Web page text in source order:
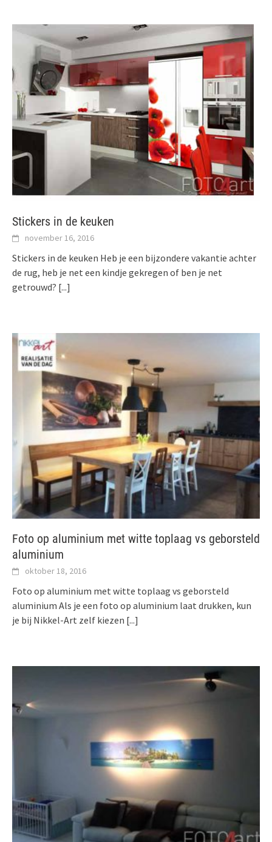
Stickers in de keuken
november 16, 2016
Stickers in de keuken Heb je een bijzondere vakantie achter
de rug, heb je net een kindje gekregen of ben je net
getrouwd? [...]
Foto op aluminium met witte toplaag vs geborsteld
aluminium
oktober 18, 2016
Foto op aluminium met witte toplaag vs geborsteld
aluminium Als je een foto op aluminium laat drukken, kun
je bij Nikkel-Art zelf kiezen [...]